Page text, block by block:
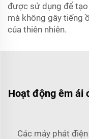
được sử dụng để
mà không gây tiếng
của thiên nhiên.
Hoạt động êm ái
Các máy phát